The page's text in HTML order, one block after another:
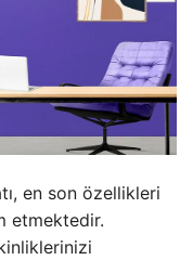
en son özellikleri
etmektedir.